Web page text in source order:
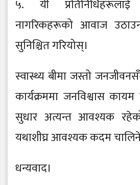
५. यी
नागरिकहरूको आवाज
सुनिश्चित गरियोस्।
स्वास्थ्य बीमा जस्तो
कार्यक्रममा जनविश्वास
सुधार अत्यन्त आवश्यक
यथाशीघ्र आवश्यक कदम चालिने
धन्यवाद।